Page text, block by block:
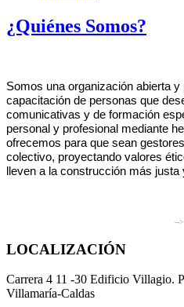
¿Quiénes Somos?
Somos una organización abierta
capacitación de personas que
comunicativas y de formación
personal y profesional mediante
ofrecemos para que sean
colectivo, proyectando valores
lleven a la construcción más justa
-->
LOCALIZACIÓN
Carrera 4 11 -30 Edificio Villagio.
Villamaría-Caldas